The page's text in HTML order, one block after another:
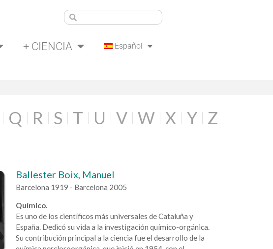
+ CIENCIA Español
Q R S T U V W X Y Z
Ballester Boix, Manuel
Barcelona 1919 - Barcelona 2005
Químico.
Es uno de los científicos más universales de Cataluña y
España. Dedicó su vida a la investigación químico-orgánica.
Su contribución principal a la ciencia fue el desarrollo de la